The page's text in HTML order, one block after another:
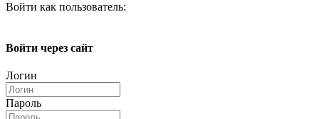
Войти как пользователь:
Войти через сайт
Логин
Пароль